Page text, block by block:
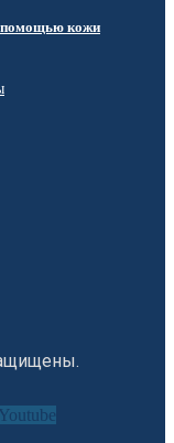
помощью кожи
Youtube